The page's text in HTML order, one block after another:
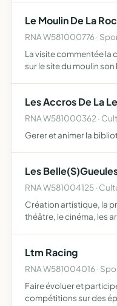
Le Moulin De La
RNA W581000776 ·
La visite commentée
sur le site du moulin
Les Accros De La
RNA W581000362 ·
Gerer et animer la
Les
RNA W581004125 ·
Création artistique, la
théâtre, le cinéma, les
Ltm Racing
RNA W581004016 ·
Faire évoluer et
compétitions sur des